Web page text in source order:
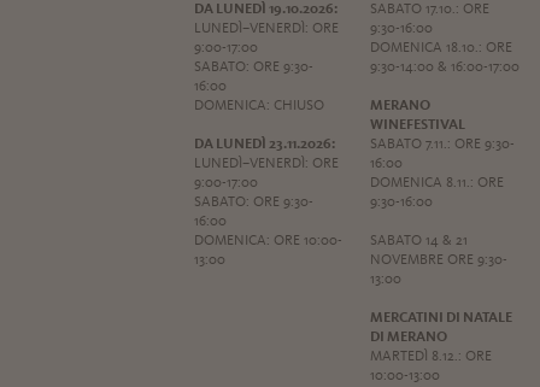
DA LUNEDÌ 19.10.2026:
LUNEDÌ–VENERDÌ: ORE
9:00-17:00
SABATO: ORE 9:30-
16:00
DOMENICA: CHIUSO
DA LUNEDÌ 23.11.2026:
LUNEDÌ–VENERDÌ: ORE
9:00-17:00
SABATO: ORE 9:30-
16:00
DOMENICA: ORE 10:00-
13:00
SABATO 17.10.: ORE
9:30-16:00
DOMENICA 18.10.: ORE
9:30-14:00 & 16:00-17:00
MERANO
WINEFESTIVAL
SABATO 7.11.: ORE 9:30-
16:00
DOMENICA 8.11.: ORE
9:30-16:00
SABATO 14 & 21
NOVEMBRE ORE 9:30-
13:00
MERCATINI DI NATALE
DI MERANO
MARTEDÌ 8.12.: ORE
10:00-13:00